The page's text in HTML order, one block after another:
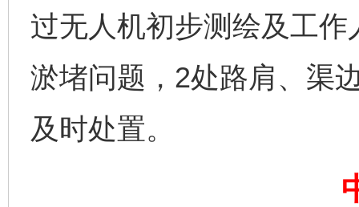
过无人机初步测绘及工
淤堵问题，2处路肩、渠
及时处置。
完善运行机制助力责任有效落实 一纸欠